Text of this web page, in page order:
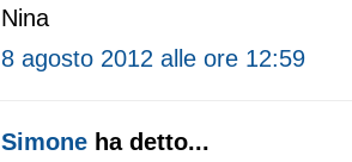
Nina
8 agosto 2012 alle ore 12:59
Simone ha detto...